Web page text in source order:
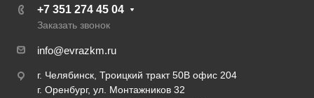
+7 351 274 45 04
Заказать звонок
info@evrazkm.ru
г. Челябинск, Троицкий тракт 50В офис 204
г. Оренбург, ул. Монтажников 32